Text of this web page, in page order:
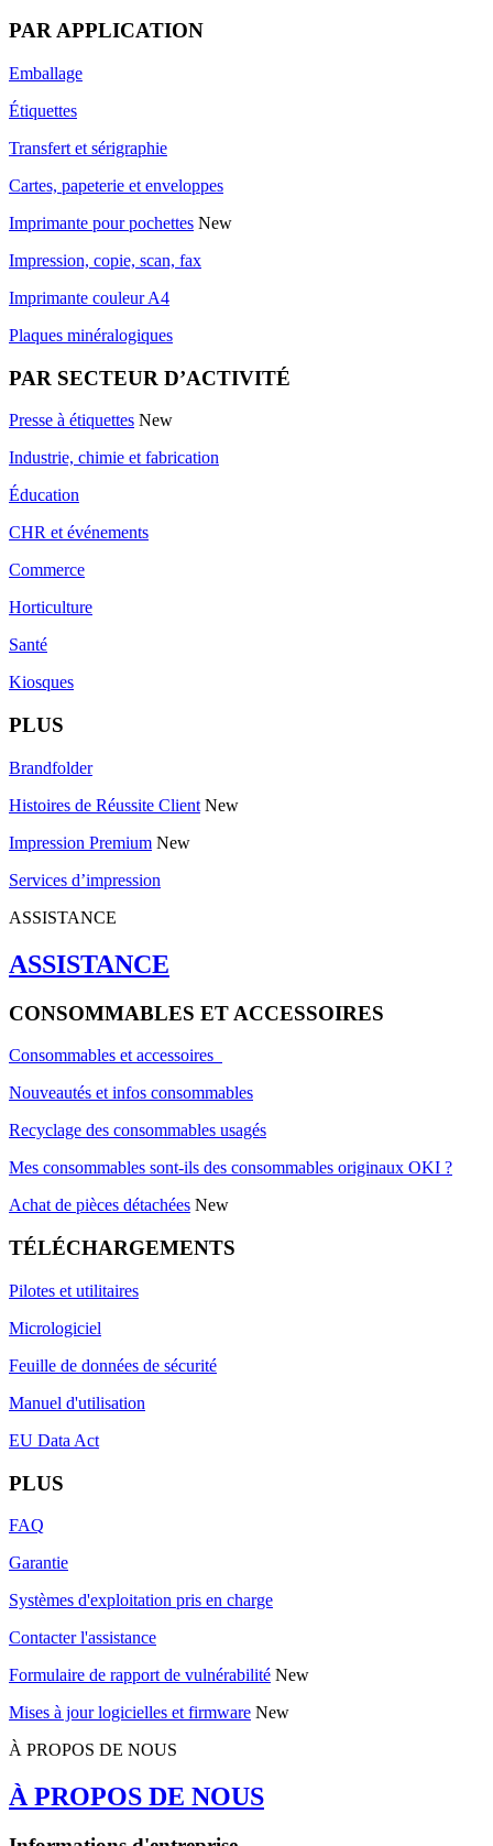
PAR APPLICATION
Emballage
Étiquettes
Transfert et sérigraphie
Cartes, papeterie et enveloppes
Imprimante pour pochettes New
Impression, copie, scan, fax
Imprimante couleur A4
Plaques minéralogiques
PAR SECTEUR D’ACTIVITÉ
Presse à étiquettes New
Industrie, chimie et fabrication
Éducation
CHR et événements
Commerce
Horticulture
Santé
Kiosques
PLUS
Brandfolder
Histoires de Réussite Client New
Impression Premium New
Services d’impression
ASSISTANCE
ASSISTANCE
CONSOMMABLES ET ACCESSOIRES
Consommables et accessoires
Nouveautés et infos consommables
Recyclage des consommables usagés
Mes consommables sont-ils des consommables originaux OKI ?
Achat de pièces détachées New
TÉLÉCHARGEMENTS
Pilotes et utilitaires
Micrologiciel
Feuille de données de sécurité
Manuel d'utilisation
EU Data Act
PLUS
FAQ
Garantie
Systèmes d'exploitation pris en charge
Contacter l'assistance
Formulaire de rapport de vulnérabilité New
Mises à jour logicielles et firmware New
À PROPOS DE NOUS
À PROPOS DE NOUS